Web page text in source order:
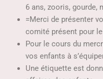
6 ans, zooris, gourde,
=Merci de présenter
comité présent pour
Pour le cours du
vos enfants à
Une étiquette est